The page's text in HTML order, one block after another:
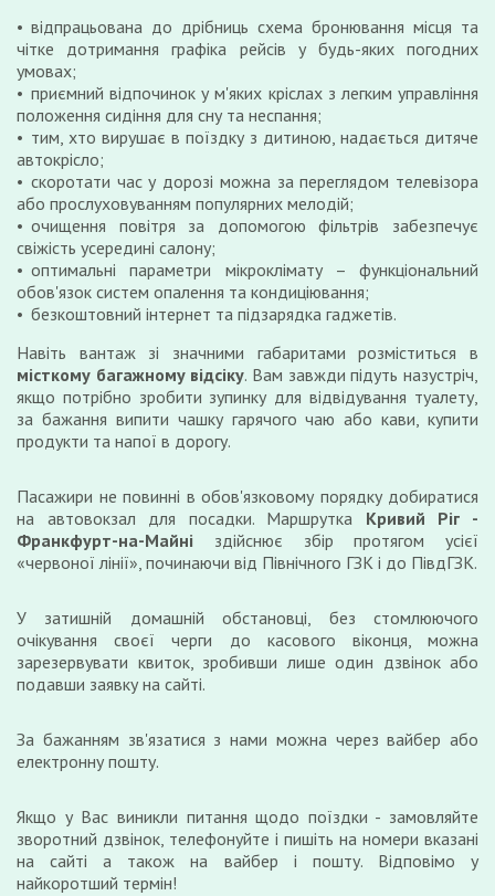
відпрацьована до дрібниць схема бронювання місця та
чітке дотримання графіка рейсів у будь-яких погодних
умовах;
приємний відпочинок у м'яких кріслах з легким управління
положення сидіння для сну та неспання;
тим, хто вирушає в поїздку з дитиною, надається дитяче
автокрісло;
скоротати час у дорозі можна за переглядом телевізора
або прослуховуванням популярних мелодій;
очищення повітря за допомогою фільтрів забезпечує
свіжість усередині салону;
оптимальні параметри мікроклімату – функціональний
обов'язок систем опалення та кондиціювання;
безкоштовний інтернет та підзарядка гаджетів.
Навіть вантаж зі значними габаритами розміститься в
місткому багажному відсіку. Вам завжди підуть назустріч,
якщо потрібно зробити зупинку для відвідування туалету,
за бажання випити чашку гарячого чаю або кави, купити
продукти та напої в дорогу.
Пасажири не повинні в обов'язковому порядку добиратися
на автовокзал для посадки. Маршрутка Кривий Ріг -
Франкфурт-на-Майні здійснює збір протягом усієї
«червоної лінії», починаючи від Північного ГЗК і до ПівдГЗК.
У затишній домашній обстановці, без стомлюючого
очікування своєї черги до касового віконця, можна
зарезервувати квиток, зробивши лише один дзвінок або
подавши заявку на сайті.
За бажанням зв'язатися з нами можна через вайбер або
електронну пошту.
Якщо у Вас виникли питання щодо поїздки - замовляйте
зворотний дзвінок, телефонуйте і пишіть на номери вказані
на сайті а також на вайбер і пошту. Відповімо у
найкоротший термін!